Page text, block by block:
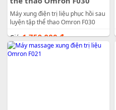
Máy xung điện trị liệu phục hồi sau
luyện tập thể thao Omron F030
Giá:1.750.000đ